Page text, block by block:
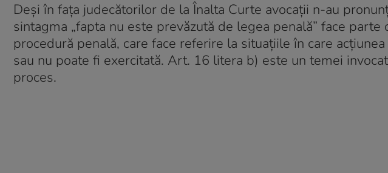
Deși în fața judecătorilor de la Înalta Curte avocații n-au
sintagma „fapta nu este prevăzută de legea penală” face
procedură penală, care face referire la situațiile în care
sau nu poate fi exercitată. Art. 16 litera b) este un temei
proces.